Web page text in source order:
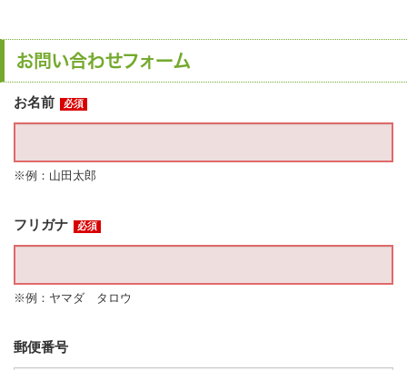
お問い合わせフォーム
お名前 必須
※例：山田太郎
フリガナ 必須
※例：ヤマダ タロウ
郵便番号